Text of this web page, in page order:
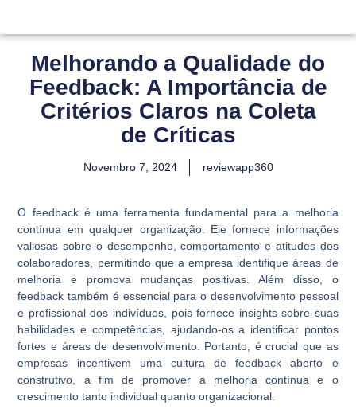
Melhorando a Qualidade do
Feedback: A Importância de
Critérios Claros na Coleta
de Críticas
Novembro 7, 2024 reviewapp360
O feedback é uma ferramenta fundamental para a melhoria
contínua em qualquer organização. Ele fornece informações
valiosas sobre o desempenho, comportamento e atitudes dos
colaboradores, permitindo que a empresa identifique áreas de
melhoria e promova mudanças positivas. Além disso, o
feedback também é essencial para o desenvolvimento pessoal
e profissional dos indivíduos, pois fornece insights sobre suas
habilidades e competências, ajudando-os a identificar pontos
fortes e áreas de desenvolvimento. Portanto, é crucial que as
empresas incentivem uma cultura de feedback aberto e
construtivo, a fim de promover a melhoria contínua e o
crescimento tanto individual quanto organizacional.